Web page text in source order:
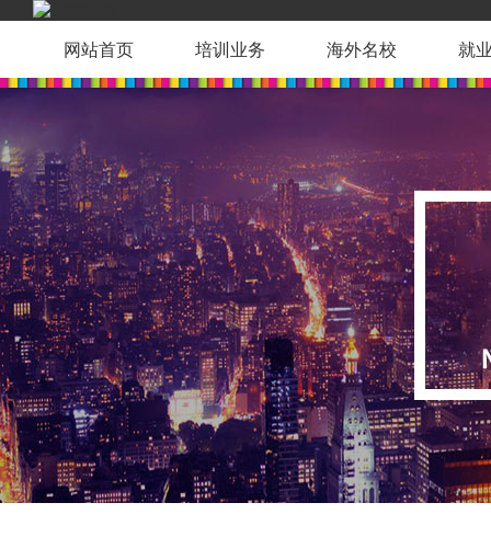
网站首页 培训业务 海外名校 就